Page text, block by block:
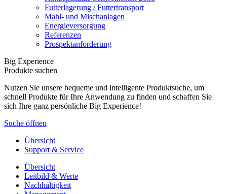
Futterlagerung / Futtertransport
Mahl- und Mischanlagen
Energieversorgung
Referenzen
Prospektanforderung
Big Experience
Produkte suchen
Nutzen Sie unsere bequeme und intelligente Produktsuche, um
schnell Produkte für Ihre Anwendung zu finden und schaffen Sie
sich Ihre ganz persönliche Big Experience!
Suche öffnen
Übersicht
Support & Service
Übersicht
Leitbild & Werte
Nachhaltigkeit